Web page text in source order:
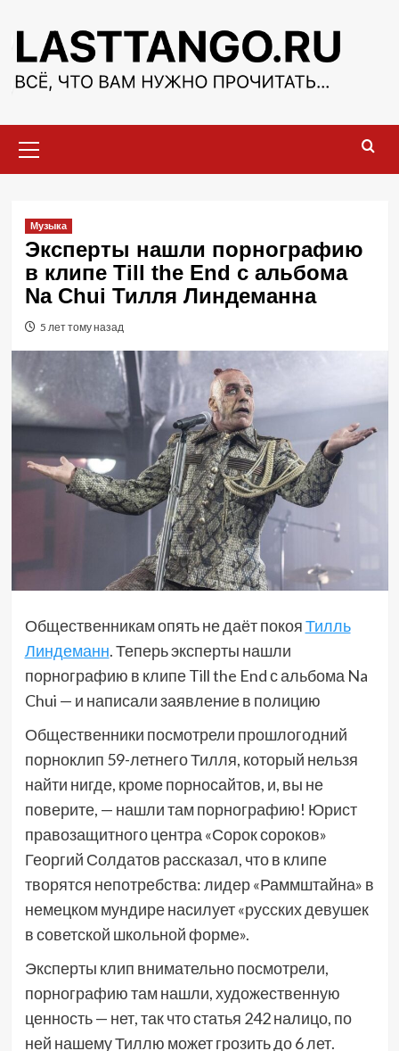
содержимому
меню
Музыка
Эксперты нашли порнографию
в клипе Till the End с альбома
Na Chui Тилля Линдеманна
5 лет тому назад
Общественникам опять не даёт покояТилль
Линдеманн. Теперь эксперты нашли
порнографию в клипе Till the End с альбома Na
Chui — и написали заявление в полицию
Общественники посмотрели прошлогодний
порноклип 59-летнего Тилля, который нельзя
найти нигде, кроме порносайтов, и, вы не
поверите, — нашли там порнографию! Юрист
правозащитного центра «Сорок сороков»
Георгий Солдатов рассказал, что в клипе
творятся непотребства: лидер «Раммштайна» в
немецком мундире насилует «русских девушек
в советской школьной форме».
Эксперты клип внимательно посмотрели,
порнографию там нашли, художественную
ценность — нет, так что статья 242 налицо, по
ней нашему Тиллю может грозить до 6 лет.